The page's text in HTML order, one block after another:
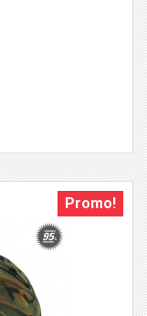
Promo!